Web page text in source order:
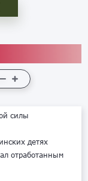
силы
детях
отработанным